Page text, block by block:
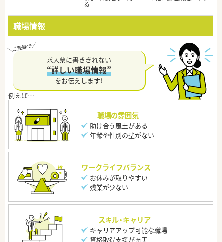
る
職場情報
求人票に書ききれない
“詳しい職場情報”
をお伝えします！
職場の雰囲気
助け合う風土がある
年齢や性別の壁がない
ワークライフバランス
お休みが取りやすい
残業が少ない
スキル・キャリア
キャリアアップ可能な職場
資格取得支援が充実